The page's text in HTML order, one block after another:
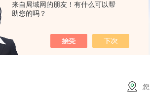
来自局域网的朋友！有什么可以帮
助您的吗？
5000V数字高压兆欧表 CS2077型CS2077高压兆欧表校验仪